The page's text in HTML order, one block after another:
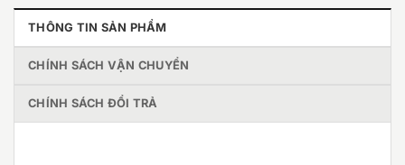
THÔNG TIN SẢN PHẨM
CHÍNH SÁCH VẬN CHUYỂN
CHÍNH SÁCH ĐỔI TRẢ